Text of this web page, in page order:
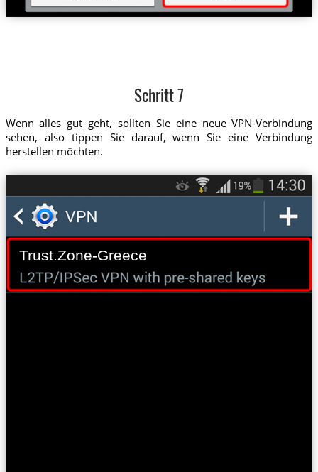
Schritt 7
Wenn alles gut geht, sollten Sie eine neue VPN-Verbindung
sehen, also tippen Sie darauf, wenn Sie eine Verbindung
herstellen möchten.
Trust.Zone-Greece